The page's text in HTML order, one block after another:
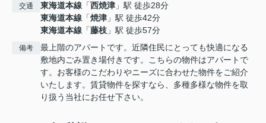
交通 東海道本線 「西焼津 」駅 徒歩28分
東海道本線 「焼津 」駅 徒歩42分
東海道本線 「藤枝 」駅 徒歩57分
備考
最上階のアパートです。近隣住民にとっても快適になる
敷地内ごみ置き場付きです。こちらの物件はアパートで
す。お客様のこだわりやニーズに合わせた物件をご紹介
いたします。賃貸物件を探すなら、多種多様な物件を取
り扱う当社にお任せ下さい。